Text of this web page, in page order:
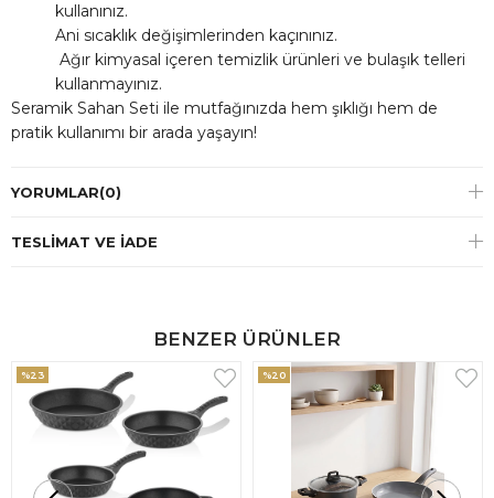
kullanınız.
Ani sıcaklık değişimlerinden kaçınınız.
Ağır kimyasal içeren temizlik ürünleri ve bulaşık telleri
kullanmayınız.
Seramik Sahan Seti ile mutfağınızda hem şıklığı hem de
pratik kullanımı bir arada yaşayın!
YORUMLAR(0)
TESLIMAT VE İADE
BENZER ÜRÜNLER
%23 %20